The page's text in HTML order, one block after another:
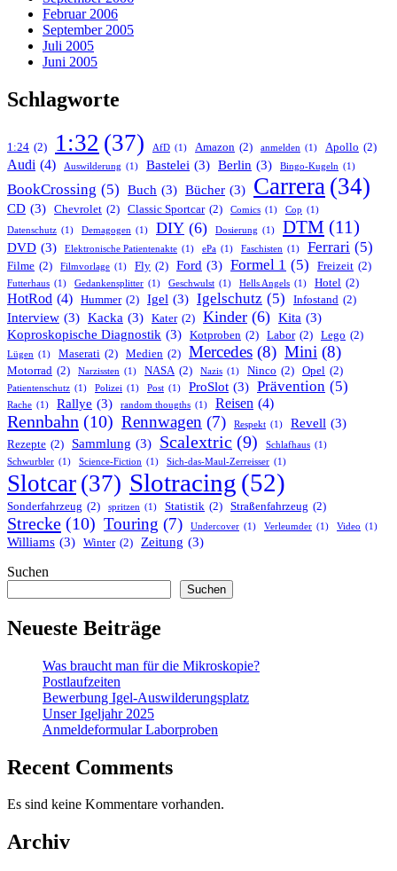
Februar 2006
September 2005
Juli 2005
Juni 2005
Schlagworte
1:24 (2) 1:32 (37) AfD (1) Amazon (2) anmelden (1) Apollo (2)
Audi (4) Auswilderung (1) Bastelei (3) Berlin (3) Bingo-Kugeln (1)
BookCrossing (5) Buch (3) Bücher (3) Carrera (34)
CD (3) Chevrolet (2) Classic Sportcar (2) Comics (1) Cop (1)
Datenschutz (1) Demagogen (1) DIY (6) Dosierung (1) DTM (11)
DVD (3) Elektronische Patientenakte (1) ePa (1) Faschisten (1) Ferrari (5)
Filme (2) Filmvorlage (1) Fly (2) Ford (3) Formel 1 (5) Freizeit (2)
Futterhaus (1) Gedankensplitter (1) Geschwulst (1) Hells Angels (1) Hotel (2)
HotRod (4) Hummer (2) Igel (3) Igelschutz (5) Infostand (2)
Interview (3) Kacka (3) Kater (2) Kinder (6) Kita (3)
Koproskopische Diagnostik (3) Kotproben (2) Labor (2) Lego (2)
Lügen (1) Maserati (2) Medien (2) Mercedes (8) Mini (8)
Motorrad (2) Narzissten (1) NASA (2) Nazis (1) Ninco (2) Opel (2)
Patientenschutz (1) Polizei (1) Post (1) ProSlot (3) Prävention (5)
Rache (1) Rallye (3) random thougths (1) Reisen (4)
Rennbahn (10) Rennwagen (7) Respekt (1) Revell (3)
Rezepte (2) Sammlung (3) Scalextric (9) Schlafhaus (1)
Schwurbler (1) Science-Fiction (1) Sich-das-Maul-Zerreisser (1)
Slotcar (37) Slotracing (52)
Sonderfahrzeug (2) spritzen (1) Statistik (2) Straßenfahrzeug (2)
Strecke (10) Touring (7) Undercover (1) Verleumder (1) Video (1)
Williams (3) Winter (2) Zeitung (3)
Suchen
Suchen
Neueste Beiträge
Was braucht man für die Mikroskopie?
Postlaufzeiten
Bewerbung Igel-Auswilderungsplatz
Unser Igeljahr 2025
Anmeldeformular Laborproben
Recent Comments
Es sind keine Kommentare vorhanden.
Archiv